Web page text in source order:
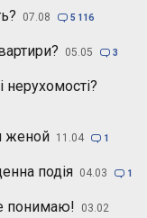
07.08  5 116
05.05  3
нерухомості?
женой 11.04  1
подія 04.03  1
понимаю! 03.02